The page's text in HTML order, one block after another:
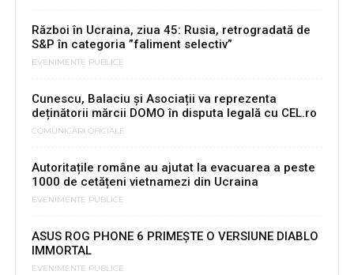
Război în Ucraina, ziua 45: Rusia, retrogradată de
S&P în categoria ”faliment selectiv”
EVENIMENTE PUBLICE
Cunescu, Balaciu și Asociații va reprezenta
deținătorii mărcii DOMO în disputa legală cu CEL.ro
COMUNICARI OFICIALE
Autoritațile române au ajutat la evacuarea a peste
1000 de cetățeni vietnamezi din Ucraina
EVENIMENTE PUBLICE
ASUS ROG PHONE 6 PRIMEŞTE O VERSIUNE DIABLO
IMMORTAL
EVENIMENTE PUBLICE